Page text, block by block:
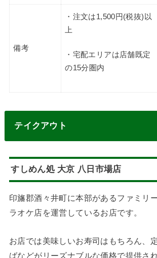
備考
・注文は1,500円(税抜)以
上
・宅配エリアは店舗既定
の15分圏内
テイクアウト
すしめん処 大京 八日市場店
印旛郡酒々井町に本部があるファミリ
ラオケ店を運営しているお店です。
お店では美味しいお寿司はもちろん、
ばなどがリーズナブルな価格で提供さ